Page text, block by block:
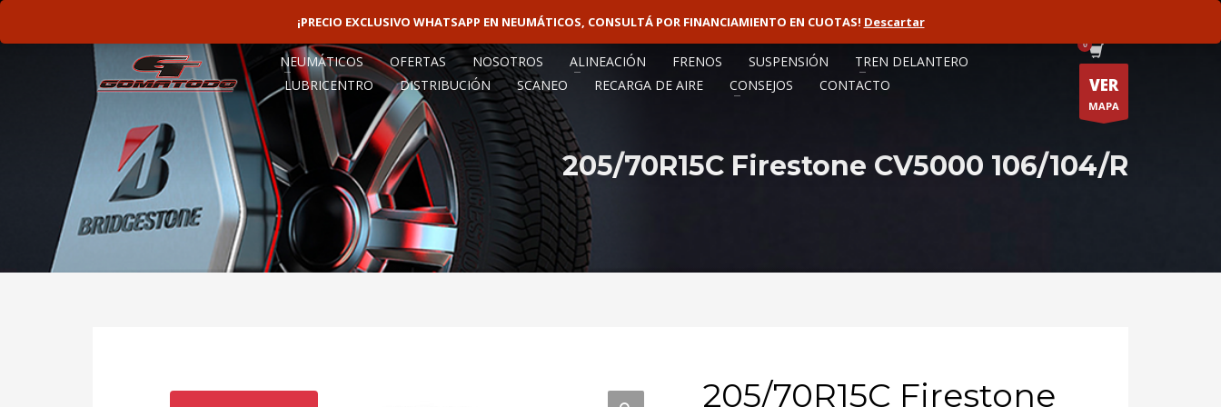
LINEAS ROTATIVAS:4797-9156 VENTA MAYORISTA FLOTAS
NEUMÁTICOS OFERTAS NOSOTROS ALINEACIÓN FRENOS SUSPENSIÓN
TREN DELANTERO
LUBRICENTRO
DISTRIBUCIÓN SCANEO RECARGA DE AIRE CONSEJOS CONTACTO VER
MAPA
205/70R15C Firestone CV5000 106/104/R
205/70R15C Firestone
¡PRECIO EXCLUSIVO WHATSAPP EN NEUMÁTICOS, CONSULTÁ POR FINANCIAMIENTO EN CUOTAS! Descartar